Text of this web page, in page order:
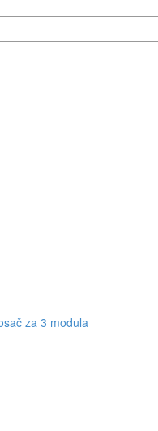
za 3 modula